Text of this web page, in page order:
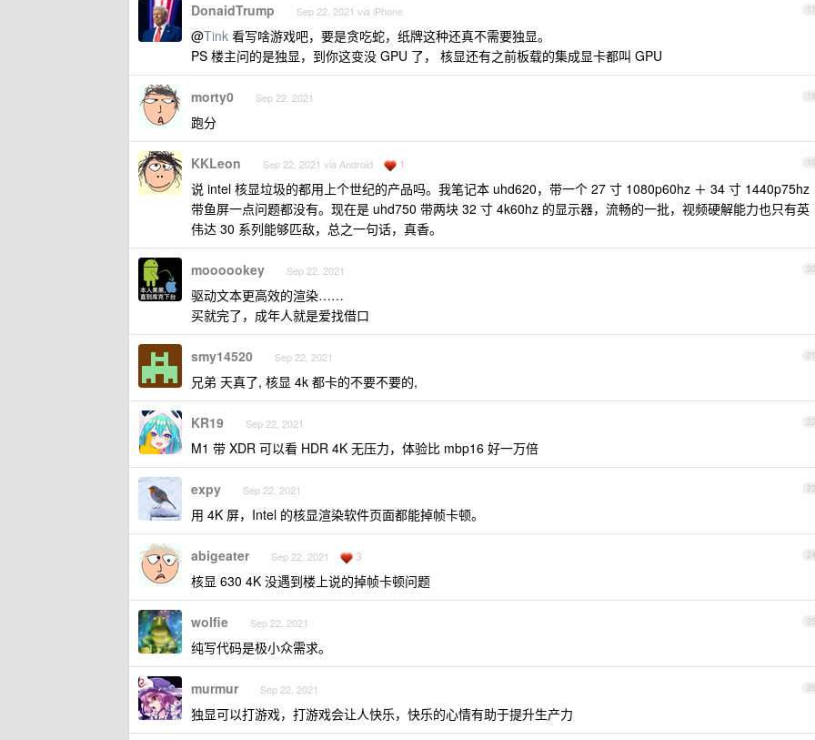
17
DonaidTrump Sep 22, 2021 via iPhone
@Tink 看写啥游戏吧，要是贪吃蛇，纸牌这种还真不需要独显。
PS 楼主问的是独显，到你这变没 GPU 了， 核显还有之前板载的集成显卡都叫 GPU
18
morty0 Sep 22, 2021
跑分
19
KKLeon Sep 22, 2021 via Android 1
说 intel 核显垃圾的都用上个世纪的产品吗。我笔记本 uhd620，带一个 27 寸 1080p60hz ＋ 34 寸 1440p75hz
带鱼屏一点问题都没有。现在是 uhd750 带两块 32 寸 4k60hz 的显示器，流畅的一批，视频硬解能力也只有英
伟达 30 系列能够匹敌，总之一句话，真香。
20
moooookey Sep 22, 2021
驱动文本更高效的渲染……
买就完了，成年人就是爱找借口
21
smy14520 Sep 22, 2021
兄弟 天真了, 核显 4k 都卡的不要不要的,
22
KR19 Sep 22, 2021
M1 带 XDR 可以看 HDR 4K 无压力，体验比 mbp16 好一万倍
23
expy Sep 22, 2021
用 4K 屏，Intel 的核显渲染软件页面都能掉帧卡顿。
24
abigeater Sep 22, 2021 3
核显 630 4K 没遇到楼上说的掉帧卡顿问题
25
wolfie Sep 22, 2021
纯写代码是极小众需求。
26
murmur Sep 22, 2021
独显可以打游戏，打游戏会让人快乐，快乐的心情有助于提升生产力